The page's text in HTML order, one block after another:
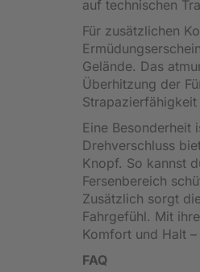
auf technischen
Für zusätzlichen
Gelände. Das
Überhitzung der
Strapazierfähigkeit
Eine Besonderheit
Drehverschluss
Knopf. So kannst
Fersenbereich
Zusätzlich sorgt
Fahrgefühl. Mit
Komfort und Halt
FAQ